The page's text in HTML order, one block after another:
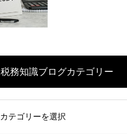
税務知識ブログカテゴリー